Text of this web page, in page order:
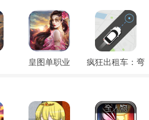
皇图单职业
疯狂出租车：弯